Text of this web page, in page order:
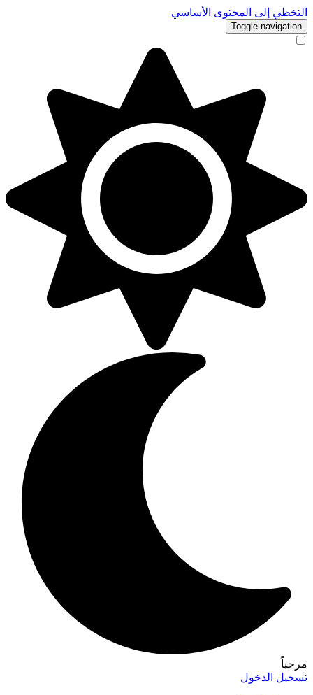
التخطي إلى المحتوى الأساسي
Toggle navigation
مرحباً
تسجيل الدخول